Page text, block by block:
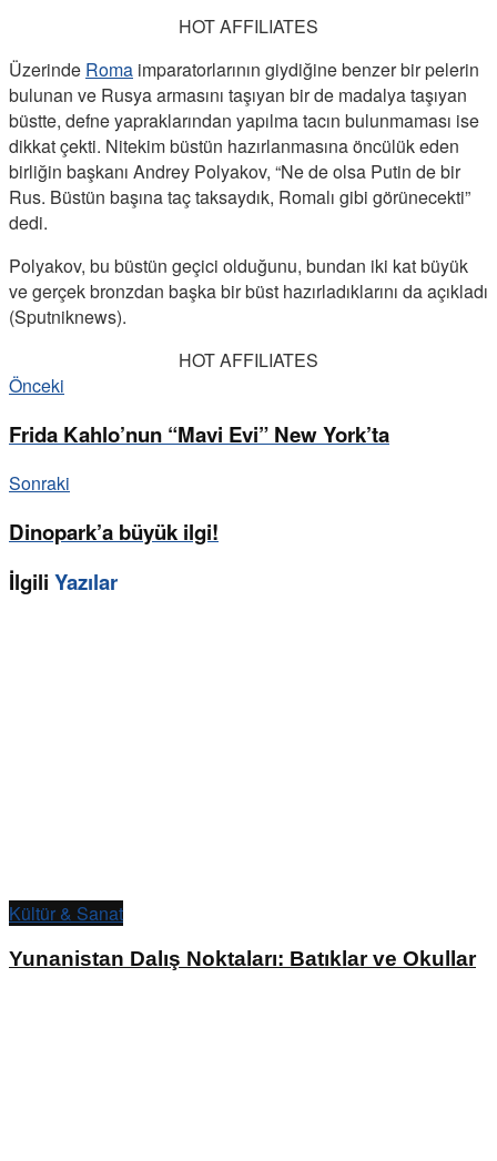
HOT AFFILIATES
Üzerinde Roma imparatorlarının giydiğine benzer bir pelerin
bulunan ve Rusya armasını taşıyan bir de madalya taşıyan
büstte, defne yapraklarından yapılma tacın bulunmaması ise
dikkat çekti. Nitekim büstün hazırlanmasına öncülük eden
birliğin başkanı Andrey Polyakov, “Ne de olsa Putin de bir
Rus. Büstün başına taç taksaydık, Romalı gibi görünecekti”
dedi.
Polyakov, bu büstün geçici olduğunu, bundan iki kat büyük
ve gerçek bronzdan başka bir büst hazırladıklarını da açıkladı
(Sputniknews).
HOT AFFILIATES
Önceki
Frida Kahlo’nun “Mavi Evi” New York’ta
Sonraki
Dinopark’a büyük ilgi!
İlgili Yazılar
Kültür & Sanat
Yunanistan Dalış Noktaları: Batıklar ve Okullar